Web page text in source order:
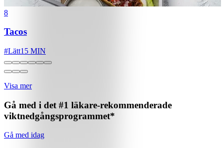
8
Tacos
#Lätt15 MIN
Visa mer
Gå med i det #1 läkare-rekommenderade
viktnedgångsprogrammet*
Gå med idag